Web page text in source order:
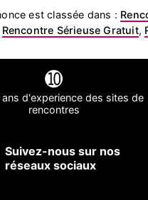
est classée dans :
Rencontre Sérieuse Gratuit,
➓
ans d'experience des sites de
rencontres
Suivez-nous sur nos
réseaux sociaux